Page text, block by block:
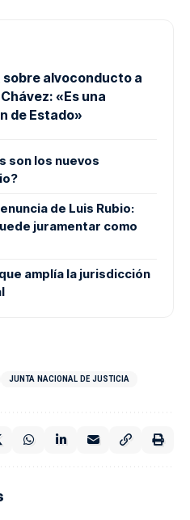
sobre alvoconducto a
«Es una
de Estado»
son los nuevos
de Luis Rubio:
juramentar como
amplía la jurisdicción
JUNTA NACIONAL DE JUSTICIA